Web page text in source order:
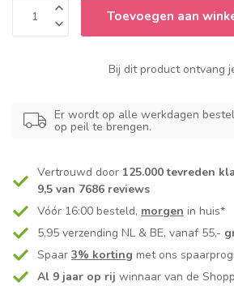
Toevoegen aan
Bij dit product ontvang
Er wordt op alle werkdagen
op peil te brengen.
Vertrouwd door 125.000 tevreden
9,5 van 7686 reviews
Vóór 16:00 besteld, morgen in huis*
5,95 verzending NL & BE, vanaf 55,-
Spaar 3% korting met ons
Al 9 jaar op rij winnaar van de